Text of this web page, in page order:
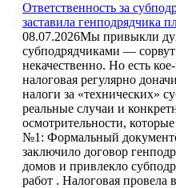
Ответственность за
заставила генподрядчика
08.07.2026Мы привыкли
субподрядчиками —
некачественно. Но есть
налоговая регулярно
налоги за «технических»
реальные случаи и
осмотрительности,
№1: Формальный
заключило договор
домов и привлекло
работ . Налоговая провела